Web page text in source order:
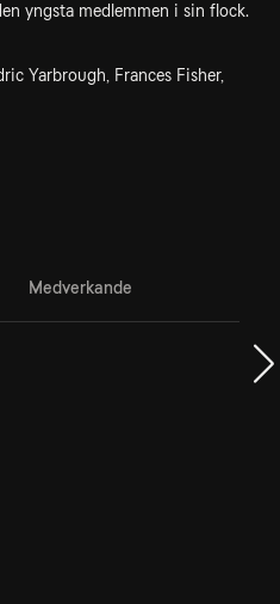
yngsta medlemmen i sin flock.
Yarbrough, Frances Fisher,
Medverkande